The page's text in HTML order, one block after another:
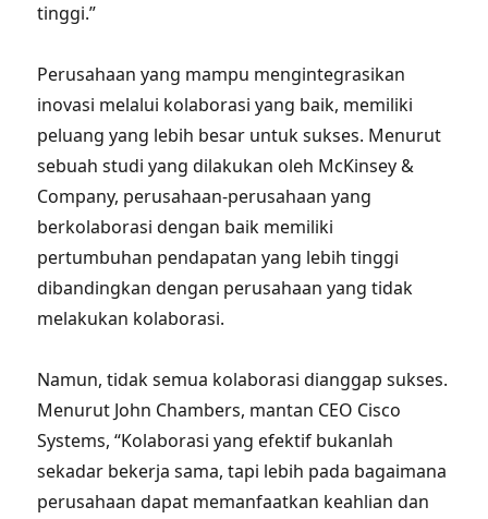
tinggi.”
Perusahaan yang mampu mengintegrasikan
inovasi melalui kolaborasi yang baik, memiliki
peluang yang lebih besar untuk sukses. Menurut
sebuah studi yang dilakukan oleh McKinsey &
Company, perusahaan-perusahaan yang
berkolaborasi dengan baik memiliki
pertumbuhan pendapatan yang lebih tinggi
dibandingkan dengan perusahaan yang tidak
melakukan kolaborasi.
Namun, tidak semua kolaborasi dianggap sukses.
Menurut John Chambers, mantan CEO Cisco
Systems, “Kolaborasi yang efektif bukanlah
sekadar bekerja sama, tapi lebih pada bagaimana
perusahaan dapat memanfaatkan keahlian dan